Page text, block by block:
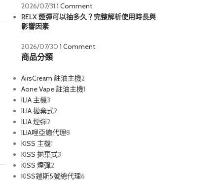
2026/07/31 1 Comment
RELX 煙彈可以抽多久？完整解析使用時長與
影響因素
2026/07/30 1 Comment
商品分類
AirsCream 註油主機2
Aone Vape 註油主機1
ILIA 主機3
ILIA 拋棄式2
ILIA 煙彈2
ILIA哩亞總代理8
KISS 主機1
KISS 拋棄式3
KISS 煙彈2
KISS鎧斯5號總代理6